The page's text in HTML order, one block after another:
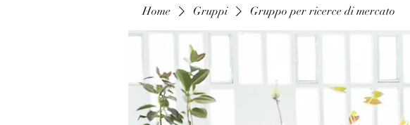
Home Gruppi Gruppo per ricerce di mercato